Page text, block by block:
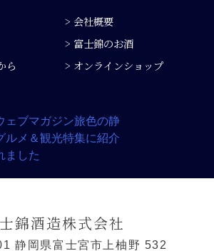
> 会社概要
> 富士錦のお酒
ら
> オンラインショップ
錦酒造株式会社
静岡県富士宮市上柚野 532